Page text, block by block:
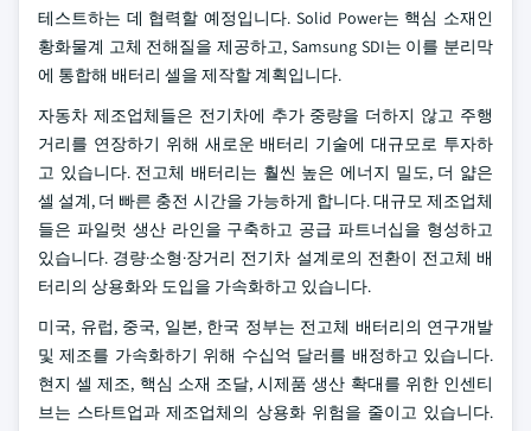
테스트하는 데 협력할 예정입니다. Solid Power는 핵심 소재인
황화물계 고체 전해질을 제공하고, Samsung SDI는 이를 분리막
에 통합해 배터리 셀을 제작할 계획입니다.
자동차 제조업체들은 전기차에 추가 중량을 더하지 않고 주행
거리를 연장하기 위해 새로운 배터리 기술에 대규모로 투자하
고 있습니다. 전고체 배터리는 훨씬 높은 에너지 밀도, 더 얇은
셀 설계, 더 빠른 충전 시간을 가능하게 합니다. 대규모 제조업체
들은 파일럿 생산 라인을 구축하고 공급 파트너십을 형성하고
있습니다. 경량·소형·장거리 전기차 설계로의 전환이 전고체 배
터리의 상용화와 도입을 가속화하고 있습니다.
미국, 유럽, 중국, 일본, 한국 정부는 전고체 배터리의 연구개발
및 제조를 가속화하기 위해 수십억 달러를 배정하고 있습니다.
현지 셀 제조, 핵심 소재 조달, 시제품 생산 확대를 위한 인센티
브는 스타트업과 제조업체의 상용화 위험을 줄이고 있습니다.